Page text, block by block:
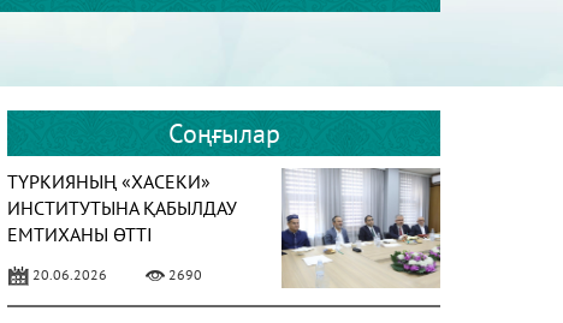
Соңғылар
ТҮРКИЯНЫҢ «ХАСЕКИ»
ИНСТИТУТЫНА ҚАБЫЛДАУ
ЕМТИХАНЫ ӨТТІ
20.06.2026 2690